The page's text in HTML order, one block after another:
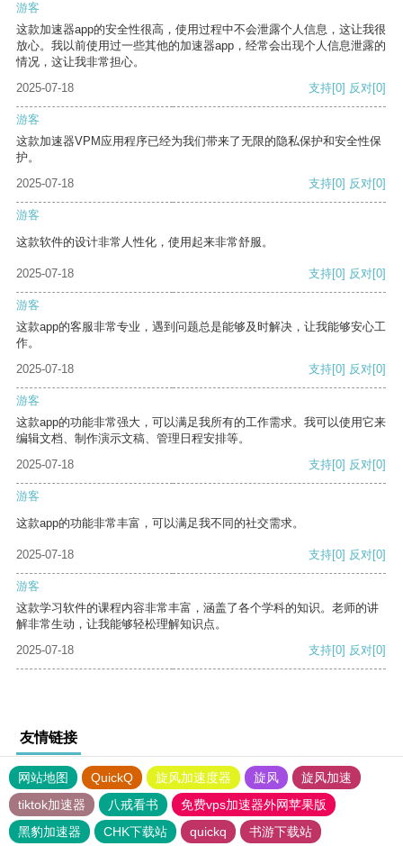
游客
这款加速器app的安全性很高，使用过程中不会泄露个人信息，这让我很
放心。我以前使用过一些其他的加速器app，经常会出现个人信息泄露的
情况，这让我非常担心。
2025-07-18
支持[0] 反对[0]
游客
这款加速器VPM应用程序已经为我们带来了无限的隐私保护和安全性保
护。
2025-07-18
支持[0] 反对[0]
游客
这款软件的设计非常人性化，使用起来非常舒服。
2025-07-18 支持[0] 反对[0]
游客
这款app的客服非常专业，遇到问题总是能够及时解决，让我能够安心工
作。
2025-07-18
支持[0] 反对[0]
游客
这款app的功能非常强大，可以满足我所有的工作需求。我可以使用它来
编辑文档、制作演示文稿、管理日程安排等。
2025-07-18
支持[0] 反对[0]
游客
这款app的功能非常丰富，可以满足我不同的社交需求。
2025-07-18 支持[0] 反对[0]
游客
这款学习软件的课程内容非常丰富，涵盖了各个学科的知识。老师的讲
解非常生动，让我能够轻松理解知识点。
2025-07-18
支持[0] 反对[0]
友情链接
网站地图 QuickQ 旋风加速度器 旋风
旋风加速
tiktok加速器
八戒看书
免费vps加速器外网苹果版
黑豹加速器
CHK下载站 quickq 书游下载站